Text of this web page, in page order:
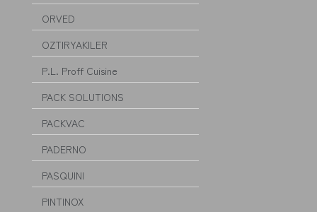
ORVED
OZTIRYAKILER
P.L. Proff Cuisine
PACK SOLUTIONS
PACKVAC
PADERNO
PASQUINI
PINTINOX